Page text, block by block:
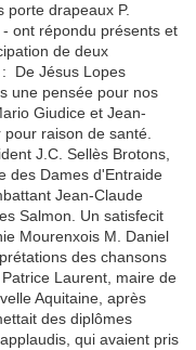
drapeaux P.
ont répondu présents et
de deux
De Jésus Lopes
une pensée pour nos
Giudice et Jean-
raison de santé.
J.C. Sellès Brotons,
des Dames d'Entraide
Jean-Claude
Salmon. Un satisfecit
Mourenxois M. Daniel
des chansons
Laurent, maire de
Aquitaine, après
des diplômes
qui avaient pris